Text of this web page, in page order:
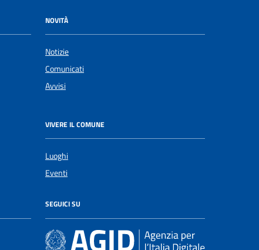
NOVITÀ
Notizie
Comunicati
Avvisi
VIVERE IL COMUNE
Luoghi
Eventi
SEGUICI SU